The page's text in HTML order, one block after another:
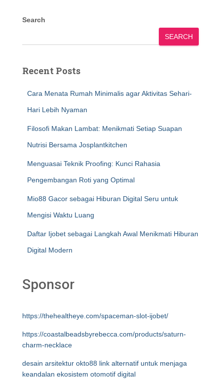
Search
SEARCH
Recent Posts
Cara Menata Rumah Minimalis agar Aktivitas Sehari-
Hari Lebih Nyaman
Filosofi Makan Lambat: Menikmati Setiap Suapan
Nutrisi Bersama Josplantkitchen
Menguasai Teknik Proofing: Kunci Rahasia
Pengembangan Roti yang Optimal
Mio88 Gacor sebagai Hiburan Digital Seru untuk
Mengisi Waktu Luang
Daftar Ijobet sebagai Langkah Awal Menikmati Hiburan
Digital Modern
Sponsor
https://thehealtheye.com/spaceman-slot-ijobet/
https://coastalbeadsbyrebecca.com/products/saturn-
charm-necklace
desain arsitektur okto88 link alternatif untuk menjaga
keandalan ekosistem otomotif digital